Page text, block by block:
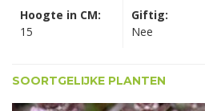
Hoogte in CM:
15
Giftig:
Nee
SOORTGELIJKE PLANTEN